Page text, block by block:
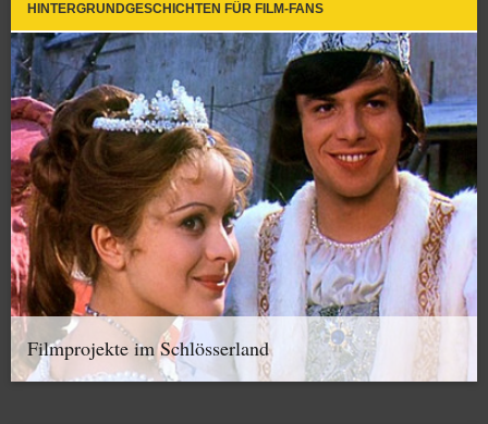
HINTERGRUNDGESCHICHTEN FÜR FILM-FANS
Filmprojekte im Schlösserland